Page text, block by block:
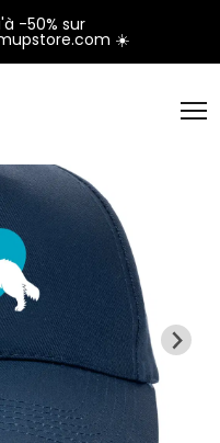
-50% sur
☀️